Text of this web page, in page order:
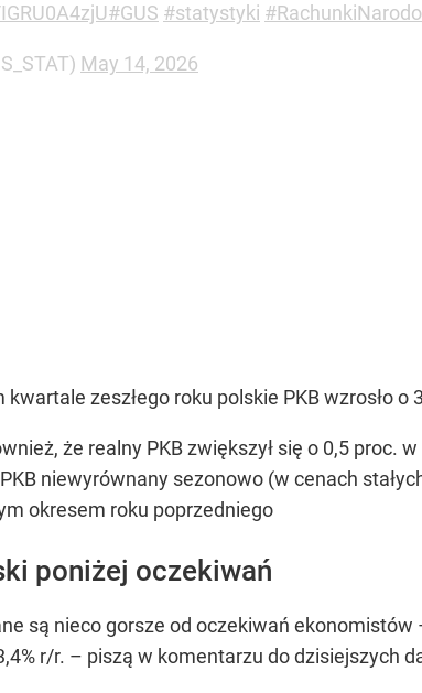
#GUS #statystyki
May 14, 2026
kwartale zeszłego roku polskie PKB wzrosło
że realny PKB zwiększył się o 0,5
niewyrównany sezonowo (w cenach
okresem roku poprzedniego
poniżej oczekiwań
są nieco gorsze od oczekiwań
r/r. – piszą w komentarzu do dzisiejszych